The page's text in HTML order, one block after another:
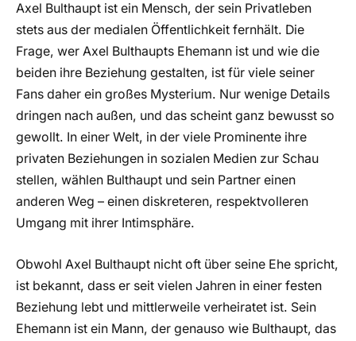
Axel Bulthaupt ist ein Mensch, der sein Privatleben
stets aus der medialen Öffentlichkeit fernhält. Die
Frage, wer Axel Bulthaupts Ehemann ist und wie die
beiden ihre Beziehung gestalten, ist für viele seiner
Fans daher ein großes Mysterium. Nur wenige Details
dringen nach außen, und das scheint ganz bewusst so
gewollt. In einer Welt, in der viele Prominente ihre
privaten Beziehungen in sozialen Medien zur Schau
stellen, wählen Bulthaupt und sein Partner einen
anderen Weg – einen diskreteren, respektvolleren
Umgang mit ihrer Intimsphäre.
Obwohl Axel Bulthaupt nicht oft über seine Ehe spricht,
ist bekannt, dass er seit vielen Jahren in einer festen
Beziehung lebt und mittlerweile verheiratet ist. Sein
Ehemann ist ein Mann, der genauso wie Bulthaupt, das